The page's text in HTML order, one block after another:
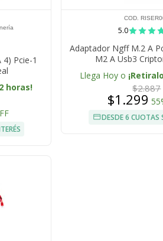
4) Pcie-1
horas!
COD.
5.0
Adaptador Ngff M.2 A
M2 A Usb3
Llega Hoy o
$2.887
$1.299
DESDE 6 CUOTAS